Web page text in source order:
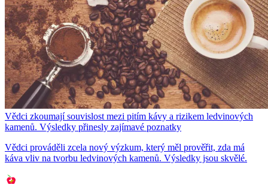
Vědci zkoumají souvislost mezi pitím kávy a rizikem ledvinových
kamenů. Výsledky přinesly zajímavé poznatky
Vědci prováděli zcela nový výzkum, který měl prověřit, zda má
káva vliv na tvorbu ledvinových kamenů. Výsledky jsou skvělé.